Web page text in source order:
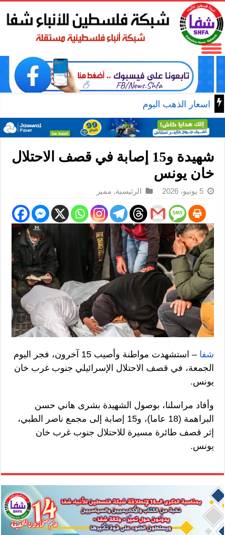
اسعار الذهب اليوم
شهيدة و15 إصابة في قصف الاحتلال
خان يونس
5 يونيو، 2026 الرئيسية, مميز
شفا
– استشهدت مواطنة وأصيب 15 آخرون، فجر اليوم
الجمعة، في قصف الاحتلال الإسرائيلي جنوب غرب خان
يونس.
وأفاد مراسلنا، بوصول الشهيدة بشرى هاني حسن
البراهمة (18 عاما)، و15 إصابة إلى مجمع ناصر الطبي،
إثر قصف طائرة مسيرة للاحتلال جنوب غرب خان
يونس.